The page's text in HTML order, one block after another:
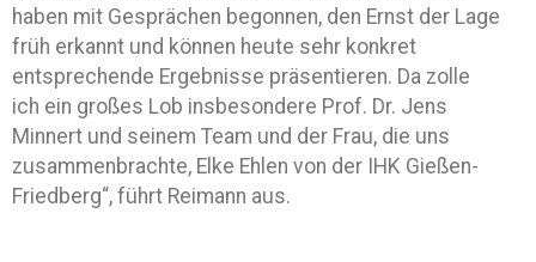
haben mit Gesprächen begonnen, den Ernst der Lage
früh erkannt und können heute sehr konkret
entsprechende Ergebnisse präsentieren. Da zolle
ich ein großes Lob insbesondere Prof. Dr. Jens
Minnert und seinem Team und der Frau, die uns
zusammenbrachte, Elke Ehlen von der IHK Gießen-
Friedberg“, führt Reimann aus.